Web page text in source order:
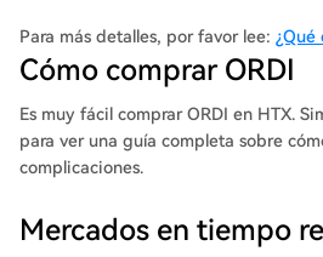
tokens. About Ordinals Protocol
on the Bitcoin blockchain that allows
to be assigned a unique identifier.
software, this protocol appends data
software users to track and manage
system.
Para más detalles, por favor lee: ¿Qué
Cómo comprar ORDI
Es muy fácil comprar ORDI en HTX.
para ver una guía completa sobre
complicaciones.
Mercados en tiempo